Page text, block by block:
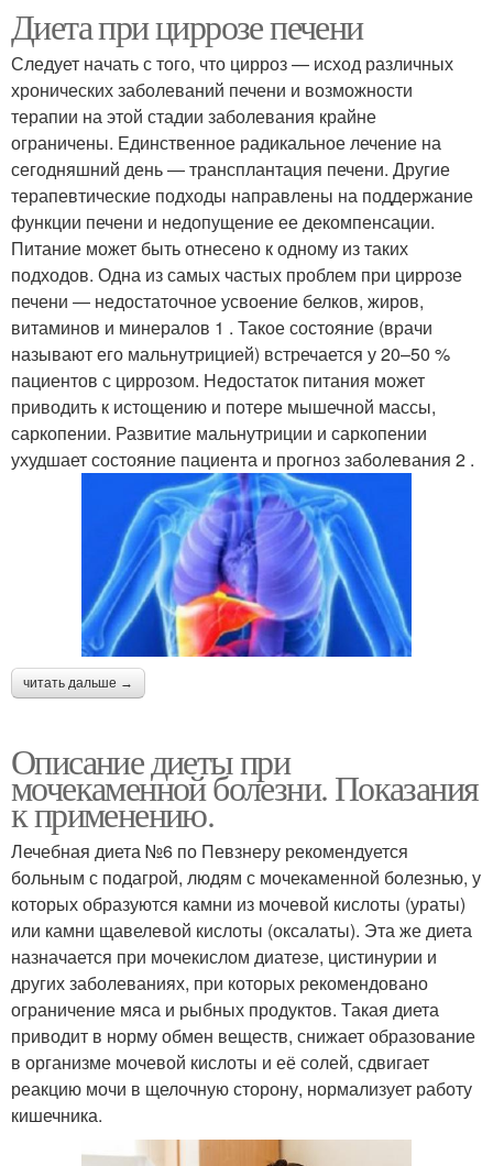
Диета при циррозе печени
Следует начать с того, что цирроз — исход различных
хронических заболеваний печени и возможности
терапии на этой стадии заболевания крайне
ограничены. Единственное радикальное лечение на
сегодняшний день — трансплантация печени. Другие
терапевтические подходы направлены на поддержание
функции печени и недопущение ее декомпенсации.
Питание может быть отнесено к одному из таких
подходов. Одна из самых частых проблем при циррозе
печени — недостаточное усвоение белков, жиров,
витаминов и минералов 1 . Такое состояние (врачи
называют его мальнутрицией) встречается у 20–50 %
пациентов с циррозом. Недостаток питания может
приводить к истощению и потере мышечной массы,
саркопении. Развитие мальнутриции и саркопении
ухудшает состояние пациента и прогноз заболевания 2 .
читать дальше →
Описание диеты при
мочекаменной болезни. Показания
к применению.
Лечебная диета №6 по Певзнеру рекомендуется
больным с подагрой, людям с мочекаменной болезнью, у
которых образуются камни из мочевой кислоты (ураты)
или камни щавелевой кислоты (оксалаты). Эта же диета
назначается при мочекислом диатезе, цистинурии и
других заболеваниях, при которых рекомендовано
ограничение мяса и рыбных продуктов. Такая диета
приводит в норму обмен веществ, снижает образование
в организме мочевой кислоты и её солей, сдвигает
реакцию мочи в щелочную сторону, нормализует работу
кишечника.